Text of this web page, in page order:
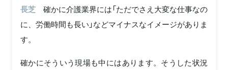
長芝
確かに介護業界には「ただでさえ大変な仕事なの
に、労働時間も長い」などマイナスなイメージがありま
す。
確かにそういう現場も中にはあります。そうした状況